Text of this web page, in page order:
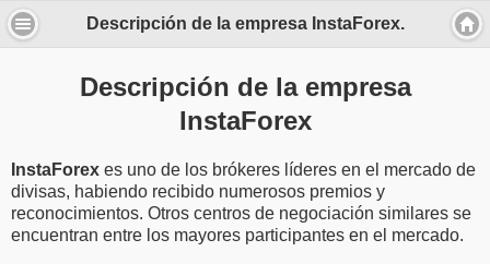
Descripción de la empresa InstaForex.
Descripción de la empresa
InstaForex
InstaForex es uno de los brókeres líderes en el mercado de
divisas, habiendo recibido numerosos premios y
reconocimientos. Otros centros de negociación similares se
encuentran entre los mayores participantes en el mercado.